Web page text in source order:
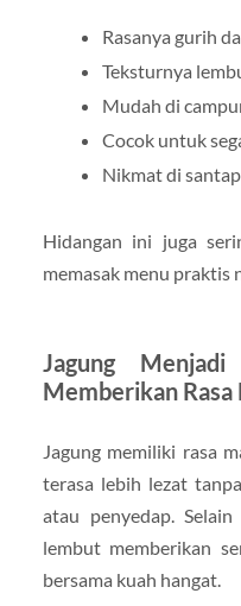
Rasanya gurih
Teksturnya
Mudah di
Cocok untuk
Nikmat di
Hidangan ini juga
memasak menu praktis
Jagung
Memberikan
Jagung memiliki rasa
terasa lebih lezat
atau penyedap.
lembut memberikan
bersama kuah hangat.